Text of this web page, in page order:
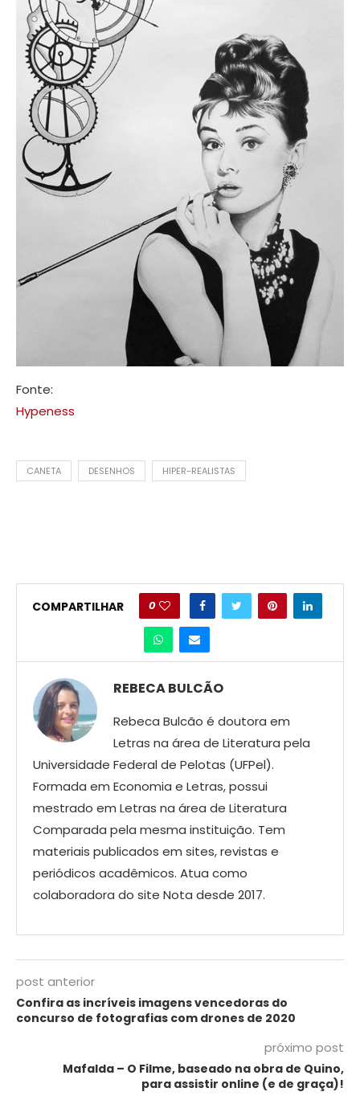
Fonte:
Hypeness
CANETA DESENHOS HIPER-REALISTAS
COMPARTILHAR 0
REBECA BULCÃO
Rebeca Bulcão é doutora em
Letras na área de Literatura pela
Universidade Federal de Pelotas (UFPel).
Formada em Economia e Letras, possui
mestrado em Letras na área de Literatura
Comparada pela mesma instituição. Tem
materiais publicados em sites, revistas e
periódicos acadêmicos. Atua como
colaboradora do site Nota desde 2017.
post anterior
Confira as incríveis imagens vencedoras do
concurso de fotografias com drones de 2020
próximo post
Mafalda – O Filme, baseado na obra de Quino,
para assistir online (e de graça)!